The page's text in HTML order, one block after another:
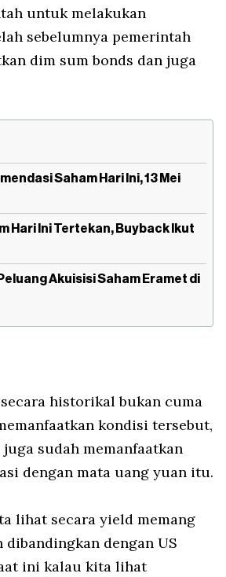
untuk melakukan
sebelumnya pemerintah
dim sum bonds dan juga
Saham Hari Ini, 13 Mei
Hari Ini Tertekan, Buyback Ikut
Akuisisi Saham Eramet di
historikal bukan cuma
kondisi tersebut,
sudah memanfaatkan
dengan mata uang yuan itu.
lihat secara yield memang
dengan US
ini kalau kita lihat